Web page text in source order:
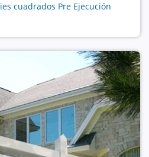
cuadrados Pre Ejecución